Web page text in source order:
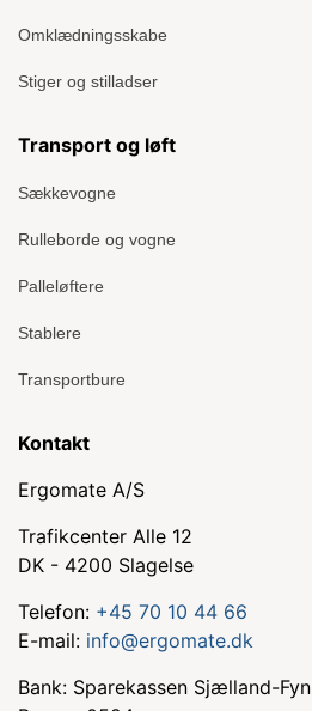
Omklædningsskabe
Stiger og stilladser
Transport og løft
Sækkevogne
Rulleborde og vogne
Palleløftere
Stablere
Transportbure
Kontakt
Ergomate A/S
Trafikcenter Alle 12
DK - 4200 Slagelse
Telefon: +45 70 10 44 66
E-mail: info@ergomate.dk
Bank: Sparekassen Sjælland-Fyn